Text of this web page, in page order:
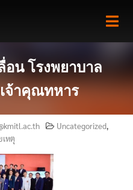
น โรงพยาบาล
จ้าคุณทหาร
Uncategorized,
หตุ